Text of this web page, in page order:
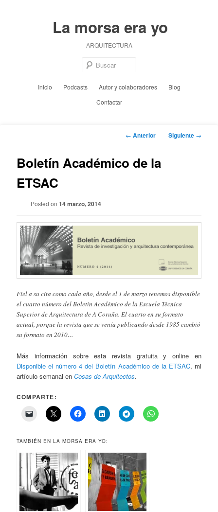
La morsa era yo
ARQUITECTURA
Inicio Podcasts Autor y colaboradores
Blog
Contactar
Navegación
← Anterior Siguiente →
Boletín Académico de la
ETSAC
Posted on 14 marzo, 2014
Fiel a su cita como cada año, desde el 1 de marzo tenemos disponible
el cuarto número del Boletín Académico de la Escuela Técnica
Superior de Arquitectura de A Coruña. El cuarto en su formato
actual, porque la revista que se venía publicando desde 1985 cambió
su formato en 2010…
Más información sobre esta revista gratuita y online en
Disponible el número 4 del Boletín Académico de la ETSAC, mi
artículo semanal enCosas de Arquitectos.
COMPARTE:
TAMBIÉN EN LA MORSA ERA YO: